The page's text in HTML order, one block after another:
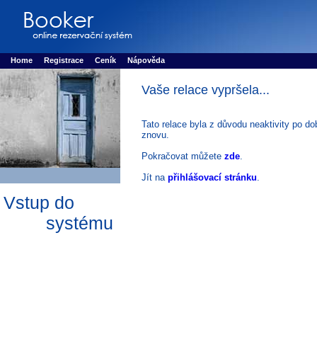
Rezervujse - Port�l pro online rezervace sportu
Home Registrace Ceník Nápověda
Vstup do
systému
Vaše relace vypršela...
Tato relace byla z důvodu neaktivity po
znovu.
Pokračovat můžete zde.
Jít na přihlášovací stránku.